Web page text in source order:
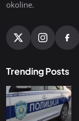
okoline.
Trending Posts